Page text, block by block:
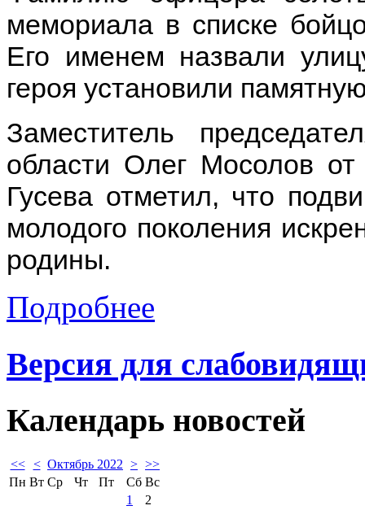
мемориала в списке
Его именем назвали
героя установили
Заместитель
области Олег Мосолов
Гусева отметил, что
молодого поколения
родины.
Подробнее
Версия для
Календарь новостей
<< < Октябрь 2022 > >>
Пн Вт Ср Чт Пт Сб Вс
1
2